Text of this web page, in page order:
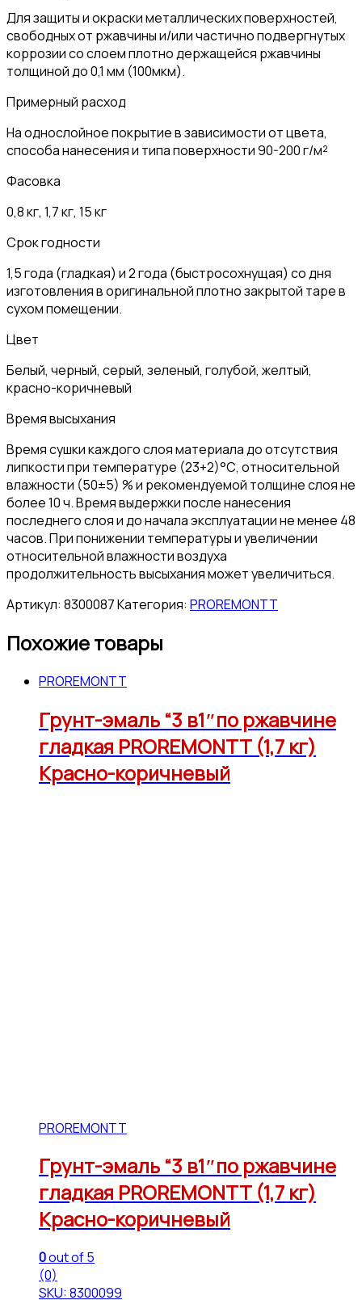
Для защиты и окраски металлических поверхностей,
свободных от ржавчины и/или частично подвергнутых
коррозии со слоем плотно держащейся ржавчины
толщиной до 0,1 мм (100мкм).
Примерный расход
На однослойное покрытие в зависимости от цвета,
способа нанесения и типа поверхности 90-200 г/м²
Фасовка
0,8 кг, 1,7 кг, 15 кг
Срок годности
1,5 года (гладкая) и 2 года (быстросохнущая) со дня
изготовления в оригинальной плотно закрытой таре в
сухом помещении.
Цвет
Белый, черный, серый, зеленый, голубой, желтый,
красно-коричневый
Время высыхания
Время сушки каждого слоя материала до отсутствия
липкости при температуре (23+2)°С, относительной
влажности (50±5) % и рекомендуемой толщине слоя не
более 10 ч. Время выдержки после нанесения
последнего слоя и до начала эксплуатации не менее 48
часов. При понижении температуры и увеличении
относительной влажности воздуха
продолжительность высыхания может увеличиться.
Артикул: 8300087Категория: PROREMONTT
Похожие товары
PROREMONTT
Грунт-эмаль “3 в1″по ржавчине
гладкая PROREMONTT (1,7 кг)
Красно-коричневый
PROREMONTT
Грунт-эмаль “3 в1″по ржавчине
гладкая PROREMONTT (1,7 кг)
Красно-коричневый
0out of 5
(0)
SKU: 8300099